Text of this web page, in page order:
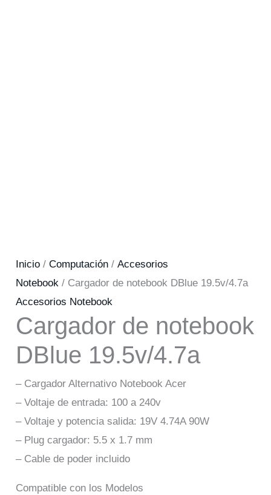
Inicio /Computación /Accesorios
Notebook / Cargador de notebook DBlue 19.5v/4.7a
Accesorios Notebook
Cargador de notebook
DBlue 19.5v/4.7a
– Cargador Alternativo Notebook Acer
– Voltaje de entrada: 100 a 240v
– Voltaje y potencia salida: 19V 4.74A 90W
– Plug cargador: 5.5 x 1.7 mm
– Cable de poder incluido
Compatible con los Modelos